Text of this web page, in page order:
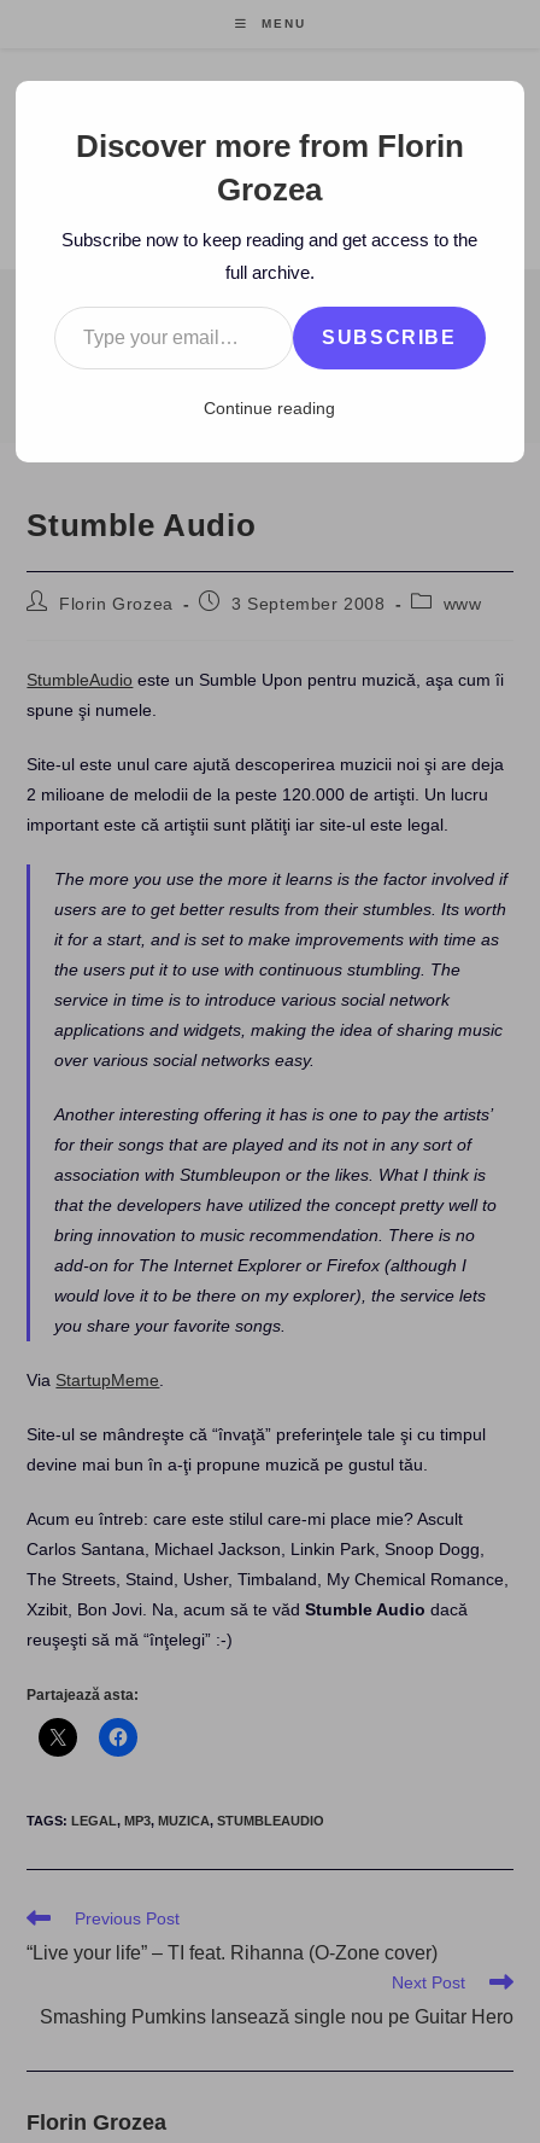
MENU
Florin Grozea
ENTREPRENEUR. FOUNDER/CEO MOCAPP.
BLOG
2008 > September > 3 > www Stumble Audio
Stumble Audio
PostFlorin Grozea
Post3 September 2008
Postwww
StumbleAudio este un Sumble Upon pentru muzică, aşa cum îi
spune şi numele.
Site-ul este unul care ajută descoperirea muzicii noi şi are deja
2 milioane de melodii de la peste 120.000 de artişti. Un lucru
important este că artiştii sunt plătiţi iar site-ul este legal.
The more you use the more it learns is the factor involved if
users are to get better results from their stumbles. Its worth
it for a start, and is set to make improvements with time as
the users put it to use with continuous stumbling. The
service in time is to introduce various social network
applications and widgets, making the idea of sharing music
over various social networks easy.
Another interesting offering it has is one to pay the artists’
for their songs that are played and its not in any sort of
association with Stumbleupon or the likes. What I think is
that the developers have utilized the concept pretty well to
bring innovation to music recommendation. There is no
add-on for The Internet Explorer or Firefox (although I
would love it to be there on my explorer), the service lets
you share your favorite songs.
Via StartupMeme
Site-ul se mândreşte că “învaţă” preferinţele tale şi cu timpul
devine mai bun în a-ţi propune muzică pe gustul tău.
Acum eu întreb: care este stilul care-mi place mie? Ascult
Carlos Santana, Michael Jackson, Linkin Park, Snoop Dogg,
The Streets, Staind, Usher, Timbaland, My Chemical Romance,
Xzibit, Bon Jovi. Na, acum să te vădStumble Audio dacă
reuşeşti să mă “înţelegi” :-)
Partajează asta:
TAGS:LEGAL, MP3, MUZICA, STUMBLEAUDIO
Read
articles
Previous Post
“Live your life” – TI feat. Rihanna (O-Zone cover)
Next Post
Smashing Pumkins lansează single nou pe Guitar Hero
Florin Grozea
Discover more from Florin
Grozea
Subscribe now to keep reading and get access to the
full archive.
Type your email…
SUBSCRIBE
Continue reading